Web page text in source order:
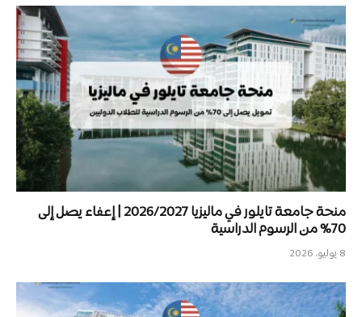
منحة جامعة تايلور في ماليزيا 2026/2027 | إعفاء يصل إلى
70% من الرسوم الدراسية
8 يوليو، 2026